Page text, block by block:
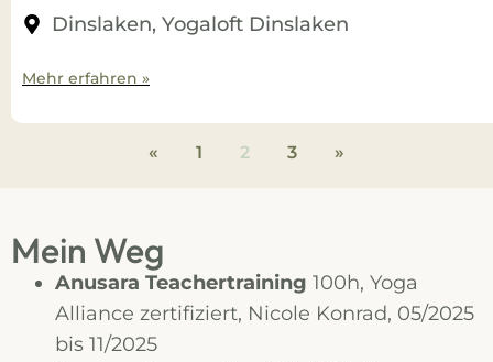
Dinslaken, Yogaloft Dinslaken
Mehr erfahren »
« 1 2 3 »
Mein Weg
Anusara Teachertraining 100h, Yoga
Alliance zertifiziert, Nicole Konrad, 05/2025
bis 11/2025